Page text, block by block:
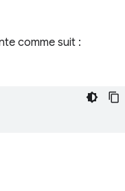
comme suit :